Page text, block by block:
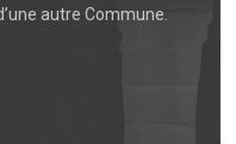
autre Commune.